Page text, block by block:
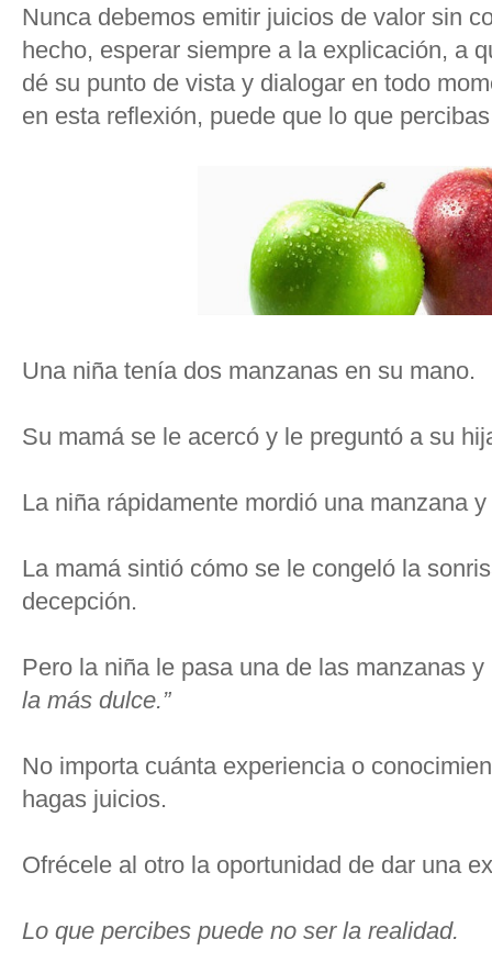
Nunca debemos emitir juicios de valor sin
hecho, esperar siempre a la explicación, a
dé su punto de vista y dialogar en todo
en esta reflexión, puede que lo que
Una niña tenía dos manzanas en su mano.
Su mamá se le acercó y le preguntó a su
La niña rápidamente mordió una manzana
La mamá sintió cómo se le congeló la
decepción.
Pero la niña le pasa una de las manzanas
la más dulce.”
No importa cuánta experiencia o
hagas juicios.
Ofrécele al otro la oportunidad de dar una
Lo que percibes puede no ser la realidad.